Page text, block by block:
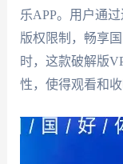
乐APP。用户通
版权限制，畅享
时，这款破解版
性，使得观看和